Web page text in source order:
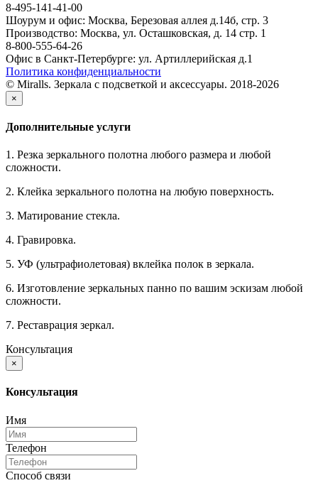
8-495-141-41-00
Шоурум и офис: Москва, Березовая аллея д.14б, стр. 3
Производство: Москва, ул. Осташковская, д. 14 стр. 1
8-800-555-64-26
Офис в Санкт-Петербурге: ул. Артиллерийская д.1
Политика конфиденциальности
© Miralls. Зеркала с подсветкой и аксессуары. 2018-2026
×
Дополнительные услуги
1. Резка зеркального полотна любого размера и любой
сложности.
2. Клейка зеркального полотна на любую поверхность.
3. Матирование стекла.
4. Гравировка.
5. УФ (ультрафиолетовая) вклейка полок в зеркала.
6. Изготовление зеркальных панно по вашим эскизам любой
сложности.
7. Реставрация зеркал.
Консультация
×
Консультация
Имя
Телефон
Способ связи